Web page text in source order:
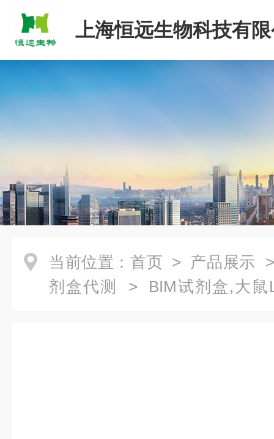
上海恒远生物科技有
当前位置： 首页 > 产品展示
剂盒代测
> BIM试剂盒,大鼠